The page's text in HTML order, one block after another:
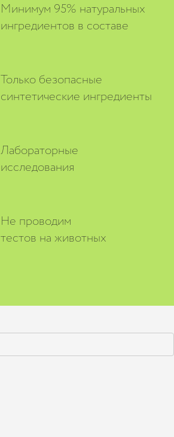
Минимум 95% натуральных
ингредиентов в составе
Только безопасные
синтетические ингредиенты
Лабораторные
исследования
Не проводим
тестов на животных